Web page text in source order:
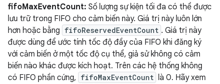
fifoMaxEventCount: Số lượng sự kiện tối đa có thể được
lưu trữ trong FIFO cho cảm biến này. Giá trị này luôn lớn
hơn hoặc bằng fifoReservedEventCount . Giá trị này
được dùng để ước tính tốc độ đầy của FIFO khi đăng ký
với cảm biến ở một tốc độ cụ thể, giả sử không có cảm
biến nào khác được kích hoạt. Trên các hệ thống không
có FIFO phần cứng, fifoMaxEventCount là 0. Hãy xem